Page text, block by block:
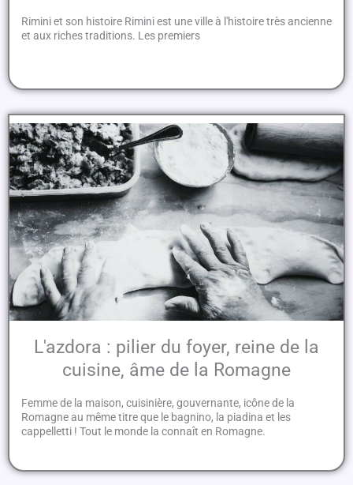
Rimini et son histoire Rimini est une ville à l'histoire très ancienne
et aux riches traditions. Les premiers
L'azdora : pilier du foyer, reine de la
cuisine, âme de la Romagne
Femme de la maison, cuisinière, gouvernante, icône de la
Romagne au même titre que le bagnino, la piadina et les
cappelletti ! Tout le monde la connaît en Romagne.